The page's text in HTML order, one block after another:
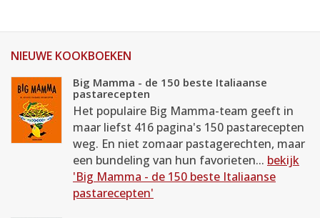
NIEUWE KOOKBOEKEN
Big Mamma - de 150 beste Italiaanse
pastarecepten
Het populaire Big Mamma-team geeft in
maar liefst 416 pagina's 150 pastarecepten
weg. En niet zomaar pastagerechten, maar
een bundeling van hun favorieten... bekijk
'Big Mamma - de 150 beste Italiaanse
pastarecepten'